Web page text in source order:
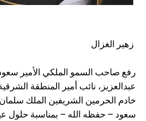
زهير الغزال
رفع صاحب السمو الملكي الأمير
عبدالعزيز، نائب أمير المنطقة
خادم الحرمين الشريفين الملك
سعود – حفظه الله – بمناسبة حلول